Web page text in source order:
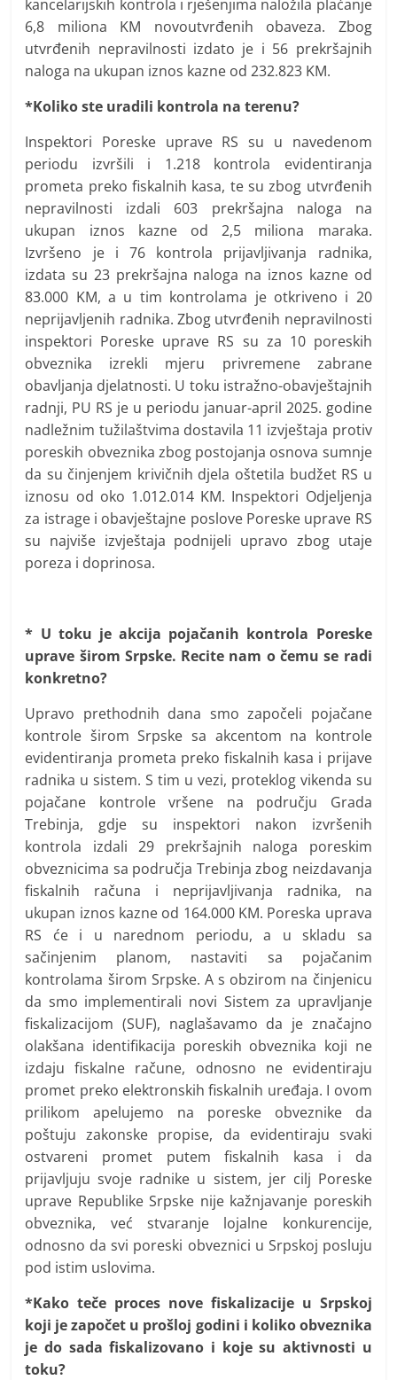
kancelarijskih kontrola i rješenjima naložila plaćanje
6,8 miliona KM novoutvrđenih obaveza. Zbog
utvrđenih nepravilnosti izdato je i 56 prekršajnih
naloga na ukupan iznos kazne od 232.823 KM.
*Koliko ste uradili kontrola na terenu?
Inspektori Poreske uprave RS su u navedenom
periodu izvršili i 1.218 kontrola evidentiranja
prometa preko fiskalnih kasa, te su zbog utvrđenih
nepravilnosti izdali 603 prekršajna naloga na
ukupan iznos kazne od 2,5 miliona maraka.
Izvršeno je i 76 kontrola prijavljivanja radnika,
izdata su 23 prekršajna naloga na iznos kazne od
83.000 KM, a u tim kontrolama je otkriveno i 20
neprijavljenih radnika. Zbog utvrđenih nepravilnosti
inspektori Poreske uprave RS su za 10 poreskih
obveznika izrekli mjeru privremene zabrane
obavljanja djelatnosti. U toku istražno-obavještajnih
radnji, PU RS je u periodu januar-april 2025. godine
nadležnim tužilaštvima dostavila 11 izvještaja protiv
poreskih obveznika zbog postojanja osnova sumnje
da su činjenjem krivičnih djela oštetila budžet RS u
iznosu od oko 1.012.014 KM. Inspektori Odjeljenja
za istrage i obavještajne poslove Poreske uprave RS
su najviše izvještaja podnijeli upravo zbog utaje
poreza i doprinosa.
* U toku je akcija pojačanih kontrola Poreske
uprave širom Srpske. Recite nam o čemu se radi
konkretno?
Upravo prethodnih dana smo započeli pojačane
kontrole širom Srpske sa akcentom na kontrole
evidentiranja prometa preko fiskalnih kasa i prijave
radnika u sistem. S tim u vezi, proteklog vikenda su
pojačane kontrole vršene na području Grada
Trebinja, gdje su inspektori nakon izvršenih
kontrola izdali 29 prekršajnih naloga poreskim
obveznicima sa područja Trebinja zbog neizdavanja
fiskalnih računa i neprijavljivanja radnika, na
ukupan iznos kazne od 164.000 KM. Poreska uprava
RS će i u narednom periodu, a u skladu sa
sačinjenim planom, nastaviti sa pojačanim
kontrolama širom Srpske. A s obzirom na činjenicu
da smo implementirali novi Sistem za upravljanje
fiskalizacijom (SUF), naglašavamo da je značajno
olakšana identifikacija poreskih obveznika koji ne
izdaju fiskalne račune, odnosno ne evidentiraju
promet preko elektronskih fiskalnih uređaja. I ovom
prilikom apelujemo na poreske obveznike da
poštuju zakonske propise, da evidentiraju svaki
ostvareni promet putem fiskalnih kasa i da
prijavljuju svoje radnike u sistem, jer cilj Poreske
uprave Republike Srpske nije kažnjavanje poreskih
obveznika, već stvaranje lojalne konkurencije,
odnosno da svi poreski obveznici u Srpskoj posluju
pod istim uslovima.
*Kako teče proces nove fiskalizacije u Srpskoj
koji je započet u prošloj godini i koliko obveznika
je do sada fiskalizovano i koje su aktivnosti u
toku?